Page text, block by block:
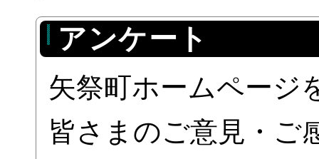
アンケート
矢祭町ホームページ
皆さまのご意見・ご